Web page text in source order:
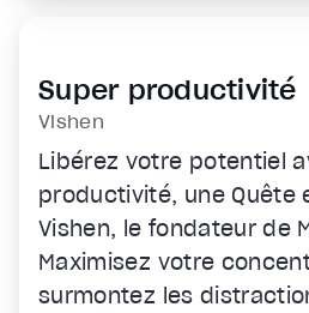
Super productivité
Vishen
Libérez votre potentiel
productivité, une Quête
Vishen, le fondateur de
Maximisez votre
surmontez les